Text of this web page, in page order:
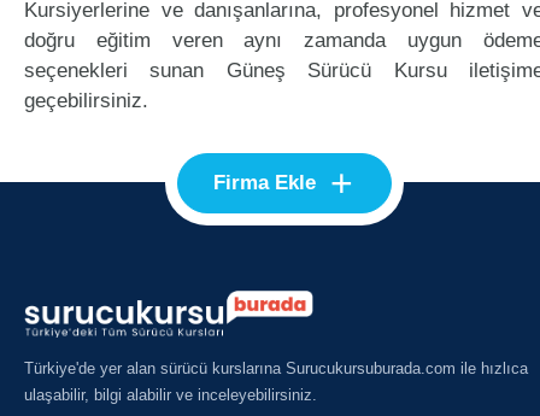
Kursiyerlerine ve danışanlarına, profesyonel hizmet
doğru eğitim veren aynı zamanda uygun
seçenekleri sunan Güneş Sürücü Kursu
geçebilirsiniz.
Firma Ekle +
Türkiye'de yer alan sürücü kurslarına Surucukursuburada.com ile hızlıca
ulaşabilir, bilgi alabilir ve inceleyebilirsiniz.